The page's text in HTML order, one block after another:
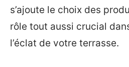
s’ajoute le choix des
rôle tout aussi crucial
l’éclat de votre terrasse.